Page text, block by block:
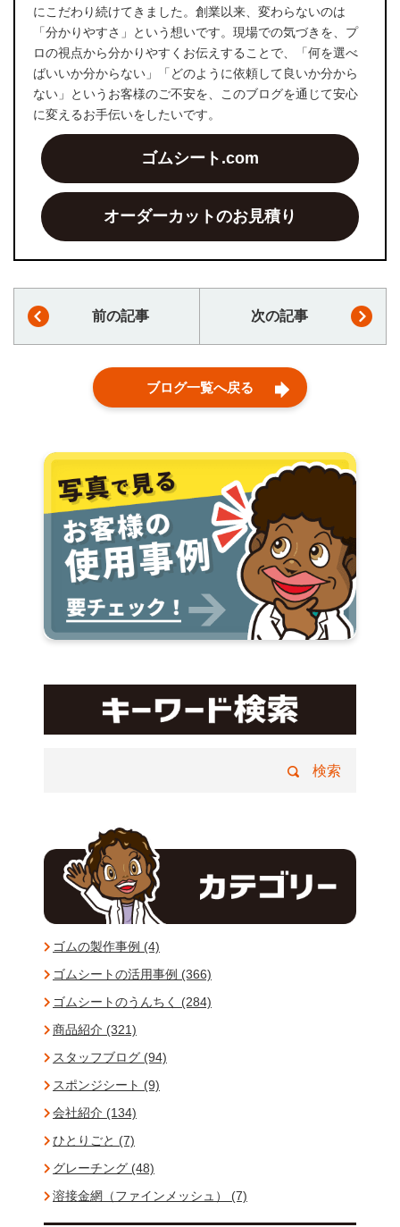
にこだわり続けてきました。創業以来、変わらないのは
「分かりやすさ」という想いです。現場での気づきを、プ
ロの視点から分かりやすくお伝えすることで、「何を選べ
ばいいか分からない」「どのように依頼して良いか分から
ない」というお客様のご不安を、このブログを通じて安心
に変えるお手伝いをしたいです。
ゴムシート.com
オーダーカットのお見積り
前の記事 次の記事
ブログ一覧へ戻る
ゴムの製作事例 (4)
ゴムシートの活用事例 (366)
ゴムシートのうんちく (284)
商品紹介 (321)
スタッフブログ (94)
スポンジシート (9)
会社紹介 (134)
ひとりごと (7)
グレーチング (48)
溶接金網（ファインメッシュ） (7)